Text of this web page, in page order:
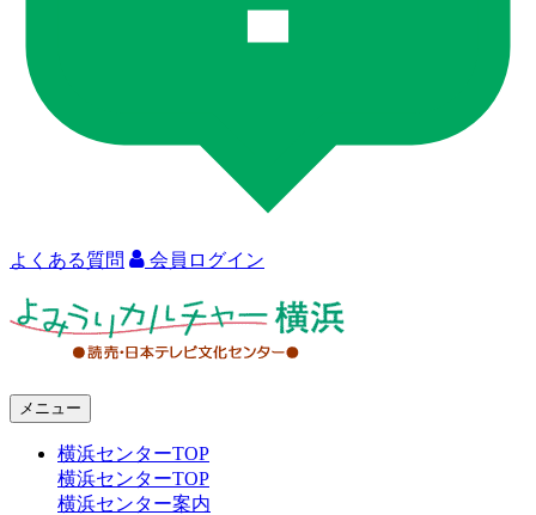
よくある質問 会員ログイン
メニュー
横浜センターTOP
横浜センターTOP
横浜センター案内